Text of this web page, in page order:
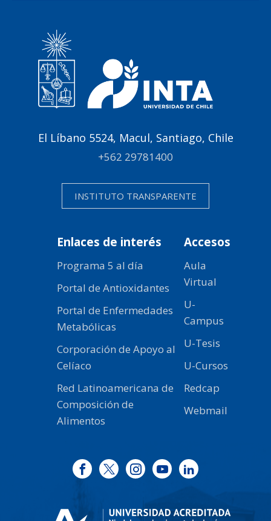
El Líbano 5524, Macul, Santiago, Chile
+562 29781400
INSTITUTO TRANSPARENTE
Enlaces de interés
Programa 5 al día
Portal de Antioxidantes
Portal de Enfermedades
Metabólicas
Corporación de Apoyo al
Celíaco
Red Latinoamericana de
Composición de
Alimentos
Accesos
Aula
Virtual
U-
Campus
U-Tesis
U-Cursos
Redcap
Webmail